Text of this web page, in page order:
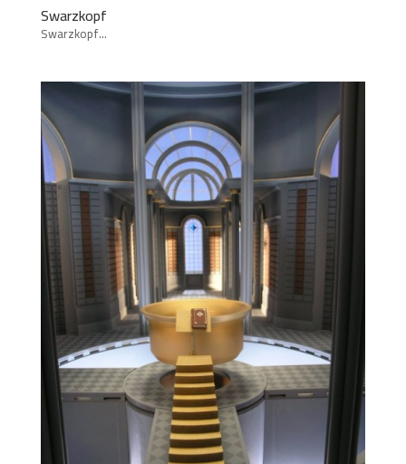
Swarzkopf
Swarzkopf...